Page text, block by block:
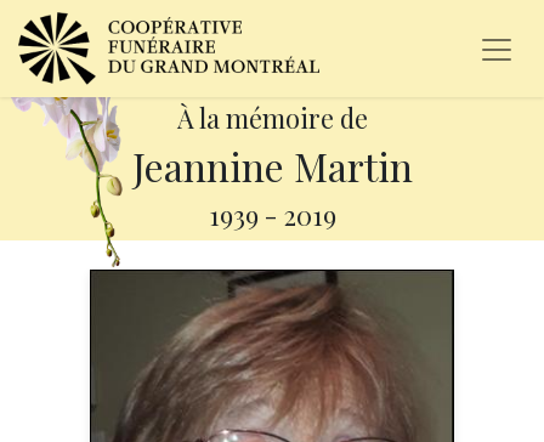
À la mémoire de
Jeannine Martin
1939 - 2019